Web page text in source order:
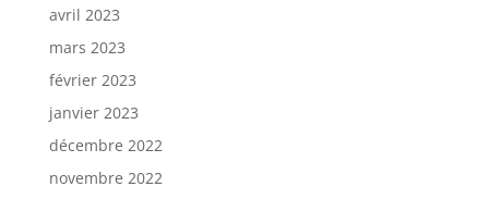
avril 2023
mars 2023
février 2023
janvier 2023
décembre 2022
novembre 2022